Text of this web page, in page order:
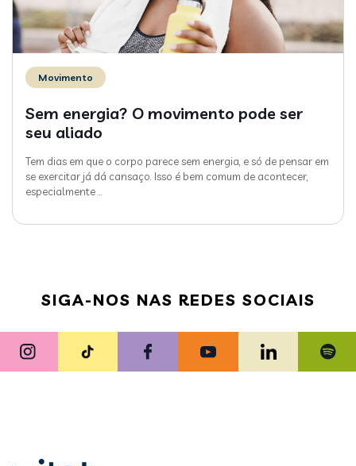
Movimento
Sem energia? O movimento pode ser
seu aliado
Tem dias em que o corpo parece sem energia, e só de pensar em
se exercitar já dá cansaço. Isso é bem comum de acontecer,
especialmente…
SIGA-NOS NAS REDES SOCIAIS